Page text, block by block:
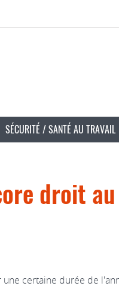
SÉCURITÉ / SANTÉ AU TRAVAIL
droit
certaine durée de